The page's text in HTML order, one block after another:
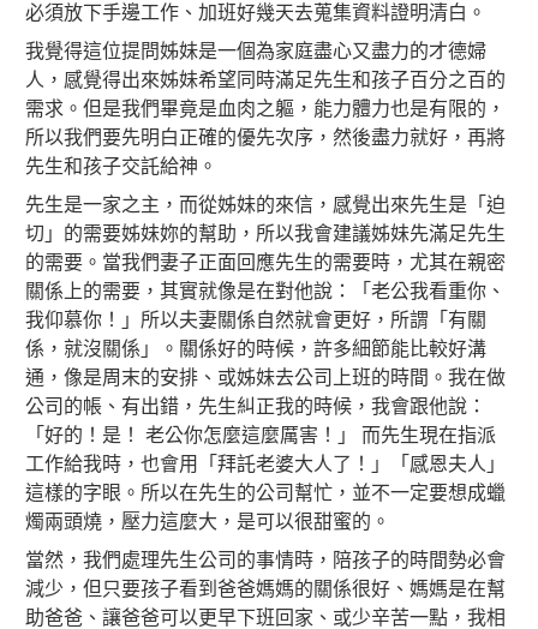
必須放下手邊工作、加班好幾天去蒐集資料證明清白。
我覺得這位提問姊妹是一個為家庭盡心又盡力的才德婦
人，感覺得出來姊妹希望同時滿足先生和孩子百分之百的
需求。但是我們畢竟是血肉之軀，能力體力也是有限的，
所以我們要先明白正確的優先次序，然後盡力就好，再將
先生和孩子交託給神。
先生是一家之主，而從姊妹的來信，感覺出來先生是「迫
切」的需要姊妹妳的幫助，所以我會建議姊妹先滿足先生
的需要。當我們妻子正面回應先生的需要時，尤其在親密
關係上的需要，其實就像是在對他說：「老公我看重你、
我仰慕你！」所以夫妻關係自然就會更好，所謂「有關
係，就沒關係」。關係好的時候，許多細節能比較好溝
通，像是周末的安排、或姊妹去公司上班的時間。我在做
公司的帳、有出錯，先生糾正我的時候，我會跟他說：
「好的！是！ 老公你怎麼這麼厲害！」 而先生現在指派
工作給我時，也會用「拜託老婆大人了！」「感恩夫人」
這樣的字眼。所以在先生的公司幫忙，並不一定要想成蠟
燭兩頭燒，壓力這麼大，是可以很甜蜜的。
當然，我們處理先生公司的事情時，陪孩子的時間勢必會
減少，但只要孩子看到爸爸媽媽的關係很好、媽媽是在幫
助爸爸、讓爸爸可以更早下班回家、或少辛苦一點，我相